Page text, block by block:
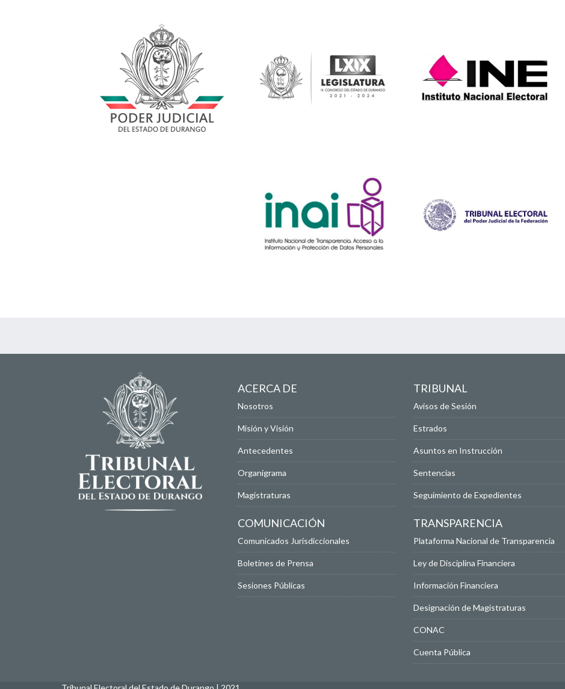
ACERCA DE
Nosotros
Misión y Visión
Antecedentes
Organigrama
Magistraturas
COMUNICACIÓN
Comunicados Jurisdiccionales
Boletines de Prensa
Sesiones Públicas
TRIBUNAL
Avisos de Sesión
Estrados
Asuntos en Instrucción
Sentencias
Seguimiento de Expedientes
TRANSPARENCIA
Plataforma Nacional de Transparencia
Ley de Disciplina Financiera
Información Financiera
Designación de Magistraturas
CONAC
Cuenta Pública